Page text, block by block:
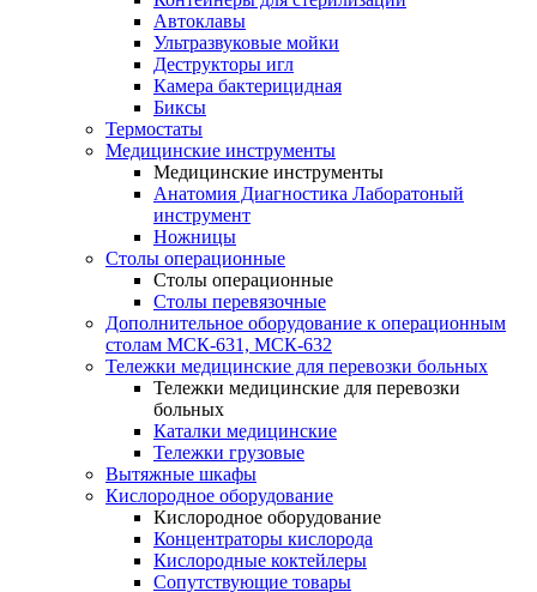
Автоклавы
Ультразвуковые мойки
Деструкторы игл
Камера бактерицидная
Биксы
Термостаты
Медицинские инструменты
Медицинские инструменты
Анатомия Диагностика Лаборатоный
инструмент
Ножницы
Столы операционные
Столы операционные
Столы перевязочные
Дополнительное оборудование к операционным
столам МСК-631, МСК-632
Тележки медицинские для перевозки больных
Тележки медицинские для перевозки
больных
Каталки медицинские
Тележки грузовые
Вытяжные шкафы
Кислородное оборудование
Кислородное оборудование
Концентраторы кислорода
Кислородные коктейлеры
Сопутствующие товары